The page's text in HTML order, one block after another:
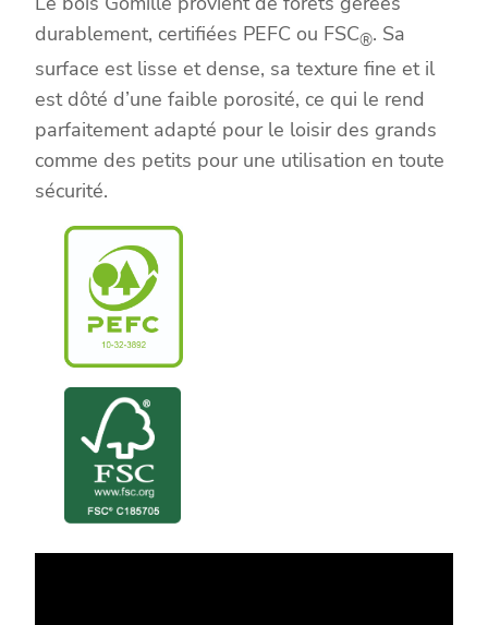
durablement, certifiées PEFC ou FSC®. Sa
surface est lisse et dense, sa texture fine et il
est dôté d’une faible porosité, ce qui le rend
parfaitement adapté pour le loisir des grands
comme des petits pour une utilisation en toute
sécurité.